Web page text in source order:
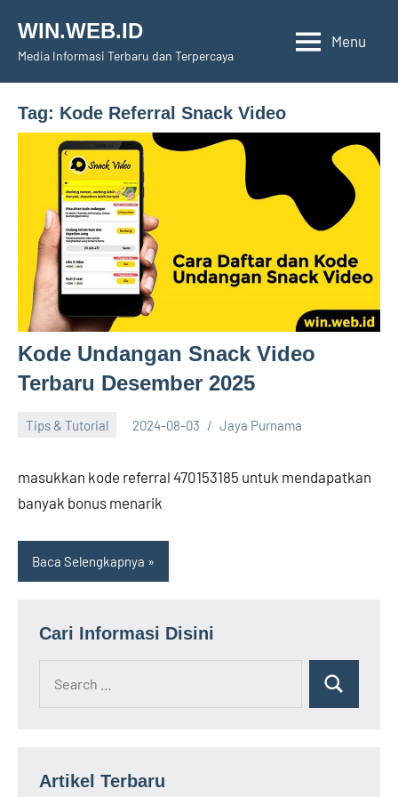
content
WIN.WEB.ID
Media Informasi Terbaru dan Terpercaya
Menu
Tag: Kode Referral Snack Video
Kode Undangan Snack Video
Terbaru Desember 2025
Tips & Tutorial 2024-08-03 Jaya Purnama
masukkan kode referral 470153185 untuk mendapatkan
banyak bonus menarik
Baca Selengkapnya
Cari Informasi Disini
Search
Artikel Terbaru